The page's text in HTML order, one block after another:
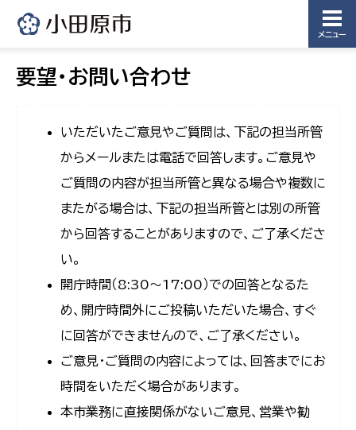
メニュー
要望・お問い合わせ
いただいたご意見やご質問は、下記の担当所管
からメールまたは電話で回答します。ご意見や
ご質問の内容が担当所管と異なる場合や複数に
またがる場合は、下記の担当所管とは別の所管
から回答することがありますので、ご了承くださ
い。
開庁時間（8:30〜17:00）での回答となるた
め、開庁時間外にご投稿いただいた場合、すぐ
に回答ができませんので、ご了承ください。
ご意見・ご質問の内容によっては、回答までにお
時間をいただく場合があります。
本市業務に直接関係がないご意見、営業や勧